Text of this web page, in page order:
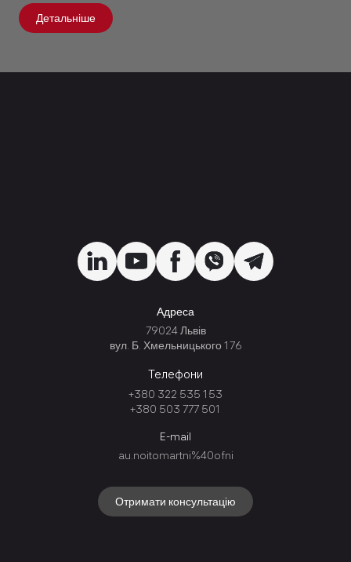
Детальніше
Адреса
79024 Львів
вул. Б. Хмельницького 176
Телефони
+380 322 535 153
+380 503 777 501
E-mail
au.noitomartni%40ofni
Отримати консультацію